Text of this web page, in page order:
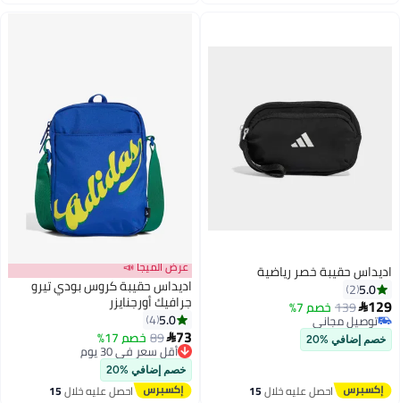
اديداس حقيبة خصر رياضية
5.0
2
129
139 خصم 7%
توصيل مجاني
توصيل مجاني
خصم إضافي %20
احصل عليه خلال15
عرض الميجا 📣
اديداس حقيبة كروس بودي تيرو
جرافيك أورجنايزر
5.0
4
73
89 خصم 17%
أقل سعر في 30 يوم
توصيل مجاني
أقل سعر في 30 يوم
خصم إضافي %20
احصل عليه خلال15